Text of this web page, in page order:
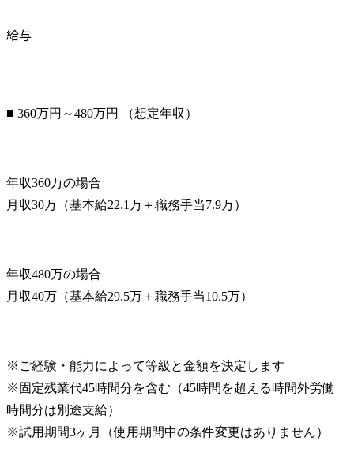
給与
■ 360万円～480万円 （想定年収）
年収360万の場合
月収30万（基本給22.1万＋職務手当7.9万）
年収480万の場合
月収40万（基本給29.5万＋職務手当10.5万）
※ご経験・能力によって等級と金額を決定します
※固定残業代45時間分を含む（45時間を超える時間外労働
時間分は別途支給）
※試用期間3ヶ月（使用期間中の条件変更はありません）